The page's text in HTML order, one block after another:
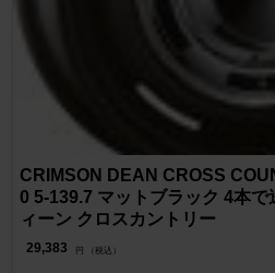
CRIMSON DEAN CROSS
0 5-139.7 マットブラック 4本
ィーン クロスカントリー
29,383 円 （税込）